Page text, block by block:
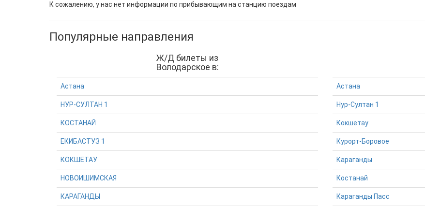
К сожалению, у нас нет информации по прибывающим на станцию поездам
Популярные направления
Ж/Д билеты из
Володарское в:
Астана
НУР-СУЛТАН 1
КОСТАНАЙ
ЕКИБАСТУЗ 1
КОКШЕТАУ
НОВОИШИМСКАЯ
КАРАГАНДЫ
Астана
Нур-Султан 1
Кокшетау
Курорт-Боровое
Караганды
Костанай
Караганды Пасс